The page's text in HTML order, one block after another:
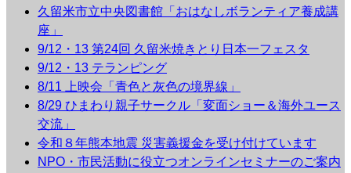
久留米市立中央図書館「おはなしボランティア養成講
座」
9/12・13 第24回 久留米焼きとり日本一フェスタ
9/12・13 テランピング
8/11 上映会「青色と灰色の境界線」
8/29 ひまわり親子サークル「変面ショー＆海外ユース
交流」
令和８年熊本地震 災害義援金を受け付けています
NPO・市民活動に役立つオンラインセミナーのご案内